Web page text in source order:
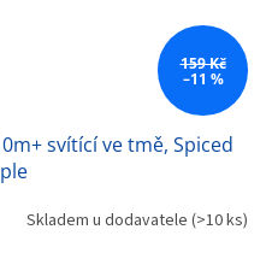
159 Kč
–11 %
svítící ve tmě, Spiced
Skladem u dodavatele (>10 ks)